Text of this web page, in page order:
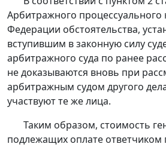
Арбитражного процессуального
Федерации обстоятельства,
вступившим в законную силу
арбитражного суда по ранее
не доказываются вновь при
арбитражным судом другого
участвуют те же лица.
Таким образом, стоимость
подлежащих оплате ответчиком